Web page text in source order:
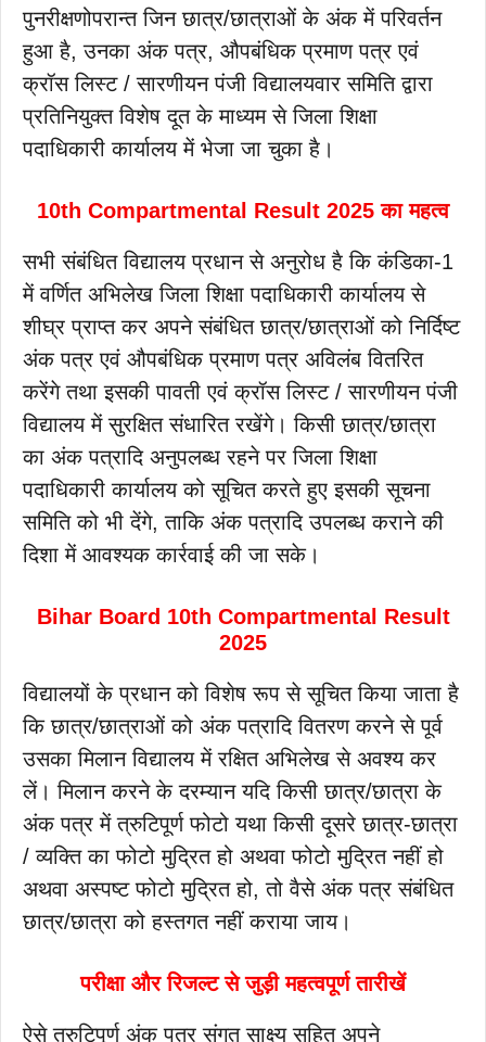
पुनरीक्षणोपरान्त जिन छात्र/छात्राओं के अंक में परिवर्तन
हुआ है, उनका अंक पत्र, औपबंधिक प्रमाण पत्र एवं
क्रॉस लिस्ट / सारणीयन पंजी विद्यालयवार समिति द्वारा
प्रतिनियुक्त विशेष दूत के माध्यम से जिला शिक्षा
पदाधिकारी कार्यालय में भेजा जा चुका है।
10th Compartmental Result 2025 का महत्व
सभी संबंधित विद्यालय प्रधान से अनुरोध है कि कंडिका-1
में वर्णित अभिलेख जिला शिक्षा पदाधिकारी कार्यालय से
शीघ्र प्राप्त कर अपने संबंधित छात्र/छात्राओं को निर्दिष्ट
अंक पत्र एवं औपबंधिक प्रमाण पत्र अविलंब वितरित
करेंगे तथा इसकी पावती एवं क्रॉस लिस्ट / सारणीयन पंजी
विद्यालय में सुरक्षित संधारित रखेंगे। किसी छात्र/छात्रा
का अंक पत्रादि अनुपलब्ध रहने पर जिला शिक्षा
पदाधिकारी कार्यालय को सूचित करते हुए इसकी सूचना
समिति को भी देंगे, ताकि अंक पत्रादि उपलब्ध कराने की
दिशा में आवश्यक कार्रवाई की जा सके।
Bihar Board 10th Compartmental Result
2025
विद्यालयों के प्रधान को विशेष रूप से सूचित किया जाता है
कि छात्र/छात्राओं को अंक पत्रादि वितरण करने से पूर्व
उसका मिलान विद्यालय में रक्षित अभिलेख से अवश्य कर
लें। मिलान करने के दरम्यान यदि किसी छात्र/छात्रा के
अंक पत्र में त्रुटिपूर्ण फोटो यथा किसी दूसरे छात्र-छात्रा
/ व्यक्ति का फोटो मुद्रित हो अथवा फोटो मुद्रित नहीं हो
अथवा अस्पष्ट फोटो मुद्रित हो, तो वैसे अंक पत्र संबंधित
छात्र/छात्रा को हस्तगत नहीं कराया जाय।
परीक्षा और रिजल्ट से जुड़ी महत्वपूर्ण तारीखें
ऐसे त्रुटिपूर्ण अंक पत्र संगत साक्ष्य सहित अपने